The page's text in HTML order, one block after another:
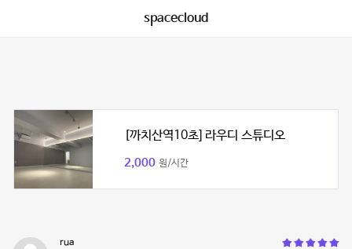
spacecloud
[까치산역10초] 라우디 스튜디오
2,000 원/시간
rua